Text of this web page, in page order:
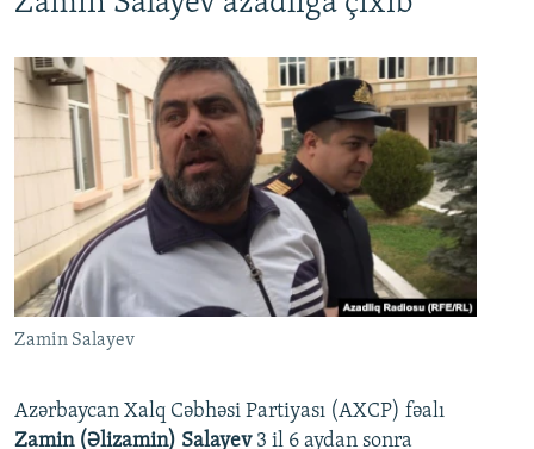
Zamin Salayev
Azərbaycan Xalq Cəbhəsi Partiyası (AXCP) fəalı
Zamin (Əlizamin) Salayev 3 il 6 aydan sonra